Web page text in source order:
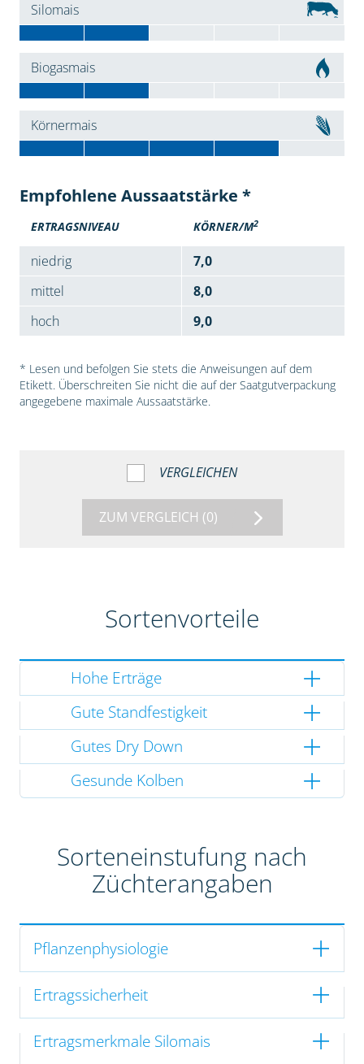
Silomais
Biogasmais
Körnermais
Empfohlene Aussaatstärke *
ERTRAGSNIVEAU KÖRNER/M2
niedrig
7,0
mittel
8,0
hoch
9,0
* Lesen und befolgen Sie stets die Anweisungen auf dem
Etikett. Überschreiten Sie nicht die auf der Saatgutverpackung
angegebene maximale Aussaatstärke.
VERGLEICHEN
ZUM VERGLEICH (0)
Sortenvorteile
Hohe Erträge
Gute Standfestigkeit
Gutes Dry Down
Gesunde Kolben
Sorteneinstufung nach
Züchterangaben
Pflanzenphysiologie
Ertragssicherheit
Ertragsmerkmale Silomais